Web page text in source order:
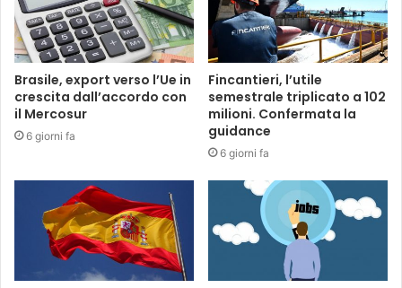
Brasile, export verso l’Ue in
crescita dall’accordo con
il Mercosur
6 giorni fa
Fincantieri, l’utile
semestrale triplicato a 102
milioni. Confermata la
guidance
6 giorni fa